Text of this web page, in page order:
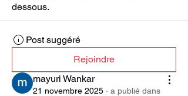
dessous.
Post suggéré
Rejoindre
mayuri Wankar
21 novembre 2025 · a publié dans